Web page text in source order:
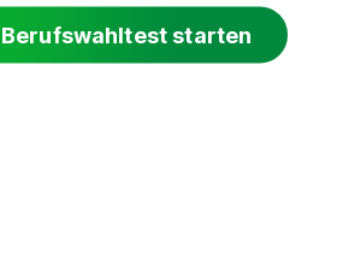
Berufswahltest starten